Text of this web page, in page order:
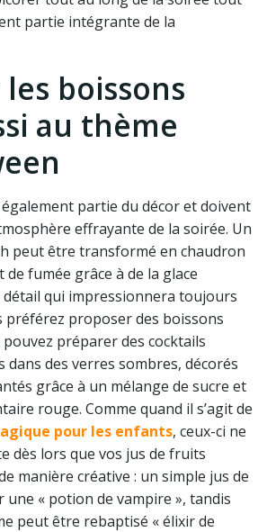
partie intégrante de la
boissons
au thème
partie du décor et doivent
effrayante de la soirée. Un
peut être transformé en chaudron
de fumée grâce à de la glace
qui impressionnera toujours
préférez proposer des boissons
préparer des cocktails
dans des verres sombres, décorés
grâce à un mélange de sucre et
rouge. Comme quand il s’agit de
pour les enfants, ceux-ci ne
dès lors que vos jus de fruits
manière créative : un simple jus de
une « potion de vampire », tandis
peut être rebaptisé « élixir de